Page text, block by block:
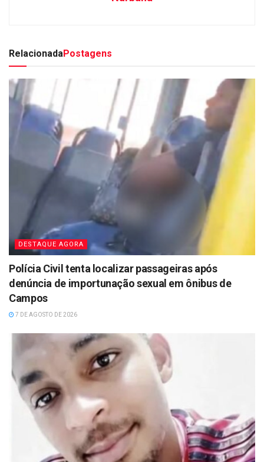
RelacionadaPostagens
DESTAQUE AGORA
Polícia Civil tenta localizar passageiras após
denúncia de importunação sexual em ônibus de
Campos
7 DE AGOSTO DE 2026